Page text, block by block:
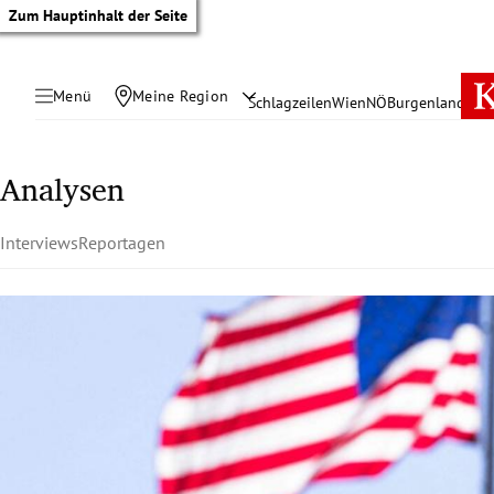
Zum Hauptinhalt der Seite
Menü Meine Region SchlagzeilenWienNÖBurgenland
Analysen
InterviewsReportagen